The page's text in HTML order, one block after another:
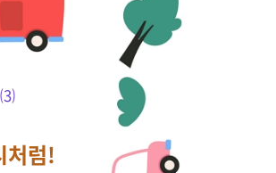
⑶
처럼!